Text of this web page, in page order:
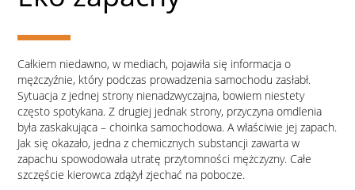
Całkiem niedawno, w mediach, pojawiła się informacja o
mężczyźnie, który podczas prowadzenia samochodu zasłabł.
Sytuacja z jednej strony nienadzwyczajna, bowiem niestety
często spotykana. Z drugiej jednak strony, przyczyna omdlenia
była zaskakująca – choinka samochodowa. A właściwie jej zapach.
Jak się okazało, jedna z chemicznych substancji zawarta w
zapachu spowodowała utratę przytomności mężczyzny. Całe
szczęście kierowca zdążył zjechać na pobocze.